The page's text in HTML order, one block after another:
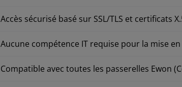
Accès sécurisé basé sur SSL/TLS et certificats
Aucune compétence IT requise pour la mise en
Compatible avec toutes les passerelles Ewon